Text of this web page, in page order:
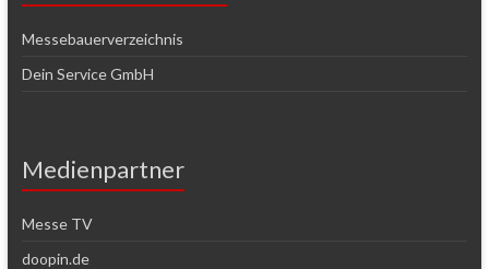
Messebauerverzeichnis
Dein Service GmbH
Medienpartner
Messe TV
doopin.de